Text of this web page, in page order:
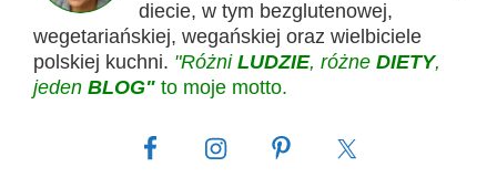
diecie, w tym bezglutenowej,
wegetariańskiej, wegańskiej oraz wielbiciele
polskiej kuchni. "Różni LUDZIE, różne DIETY,
jeden BLOG" to moje motto.